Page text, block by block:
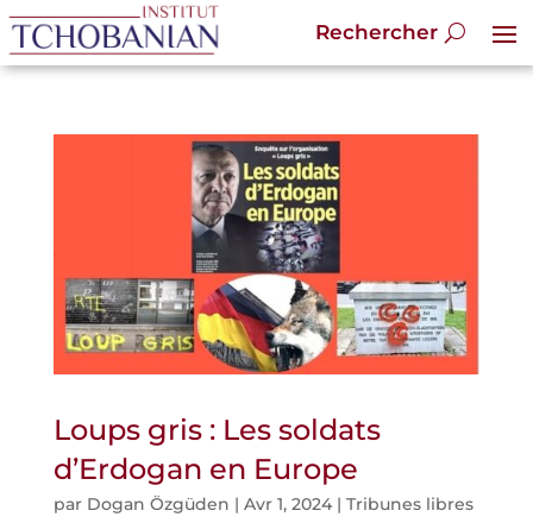
Loups gris : Les soldats
d’Erdogan en Europe
par Dogan Özgüden | Avr 1, 2024| Tribunes libres